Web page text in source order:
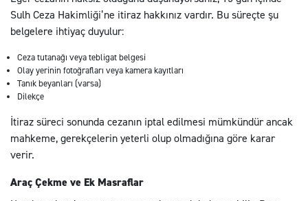
Sulh Ceza Hakimliği’ne itiraz hakkınız vardır. Bu süreçte şu
belgelere ihtiyaç duyulur:
Ceza tutanağı veya tebligat belgesi
Olay yerinin fotoğrafları veya kamera kayıtları
Tanık beyanları (varsa)
Dilekçe
İtiraz süreci sonunda cezanın iptal edilmesi mümkündür ancak
mahkeme, gerekçelerin yeterli olup olmadığına göre karar
verir.
Araç Çekme ve Ek Masraflar